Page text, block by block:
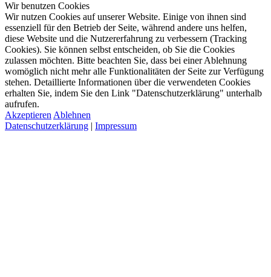
Wir benutzen Cookies
Wir nutzen Cookies auf unserer Website. Einige von ihnen sind
essenziell für den Betrieb der Seite, während andere uns helfen,
diese Website und die Nutzererfahrung zu verbessern (Tracking
Cookies). Sie können selbst entscheiden, ob Sie die Cookies
zulassen möchten. Bitte beachten Sie, dass bei einer Ablehnung
womöglich nicht mehr alle Funktionalitäten der Seite zur Verfügung
stehen. Detaillierte Informationen über die verwendeten Cookies
erhalten Sie, indem Sie den Link "Datenschutzerklärung" unterhalb
aufrufen.
Akzeptieren Ablehnen
Datenschutzerklärung | Impressum